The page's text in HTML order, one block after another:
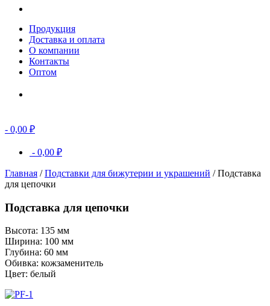
Продукция
Доставка и оплата
О компании
Контакты
Оптом
- 0,00 ₽
- 0,00 ₽
Главная /Подставки для бижутерии и украшений / Подставка
для цепочки
Подставка для цепочки
Высота: 135 мм
Ширина: 100 мм
Глубина: 60 мм
Обивка: кожзаменитель
Цвет: белый